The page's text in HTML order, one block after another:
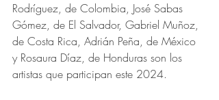
Rodríguez, de Colombia, José Sabas
Gómez, de El Salvador, Gabriel Muñoz,
de Costa Rica, Adrián Peña, de México
y Rosaura Díaz, de Honduras son los
artistas que participan este 2024.